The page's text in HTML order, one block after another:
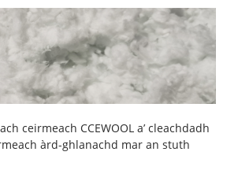
ceirmeach CCEWOOL a’ cleachdadh
àrd-ghlanachd mar an stuth